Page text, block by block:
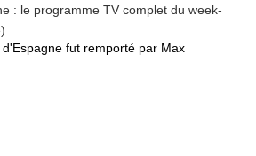
: le programme TV complet du week-
fut remporté par Max